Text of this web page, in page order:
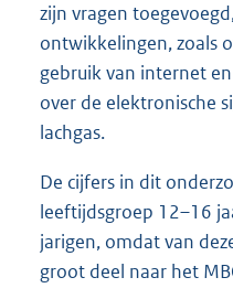
zijn vragen
ontwikkelingen, zoals
gebruik van internet
over de elektronische
lachgas.
De cijfers in dit
leeftijdsgroep 12–16
jarigen, omdat van
groot deel naar het